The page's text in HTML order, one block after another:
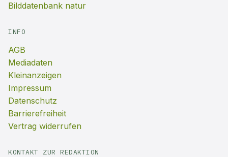
Bilddatenbank natur
INFO
AGB
Mediadaten
Kleinanzeigen
Impressum
Datenschutz
Barrierefreiheit
Vertrag widerrufen
KONTAKT ZUR REDAKTION